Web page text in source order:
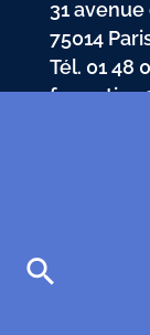
31
75014
Tél. 01 48
Mentions
Données